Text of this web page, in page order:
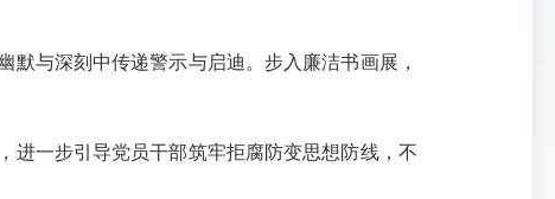
与深刻中传递警示与启迪。步入廉洁书画展，
一步引导党员干部筑牢拒腐防变思想防线，不